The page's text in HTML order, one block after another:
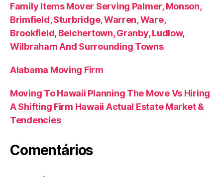
Family Items Mover Serving Palmer, Monson,
Brimfield, Sturbridge, Warren, Ware,
Brookfield, Belchertown, Granby, Ludlow,
Wilbraham And Surrounding Towns
Alabama Moving Firm
Moving To Hawaii Planning The Move Vs Hiring
A Shifting Firm Hawaii Actual Estate Market &
Tendencies
Comentários